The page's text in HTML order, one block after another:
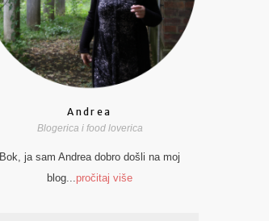
Andrea
Blogerica i food loverica
Bok, ja sam Andrea dobro došli na moj
blog... pročitaj više